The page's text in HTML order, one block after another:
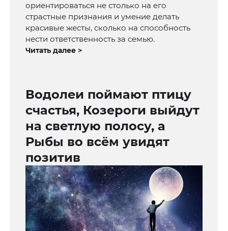
ориентироваться не столько на его
страстные признания и умение делать
красивые жесты, сколько на способность
нести ответственность за семью.
Читать далее >
Водолеи поймают птицу
счастья, Козероги выйдут
на светлую полосу, а
Рыбы во всём увидят
позитив